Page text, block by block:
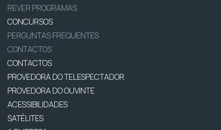
REVER PROGRAMAS
CONCURSOS
PERGUNTAS FREQUENTES
CONTACTOS
CONTACTOS
PROVEDORA DO TELESPECTADOR
PROVEDORA DO OUVINTE
ACESSIBILIDADES
SATÉLITES